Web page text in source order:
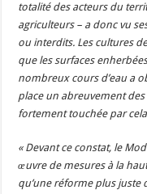
totalité des acteurs du
agriculteurs – a donc vu
ou interdits. Les cultures
que les surfaces
nombreux cours d’eau a
place un abreuvement
fortement touchée par
« Devant ce constat, le
œuvre de mesures à la
qu’une réforme plus juste